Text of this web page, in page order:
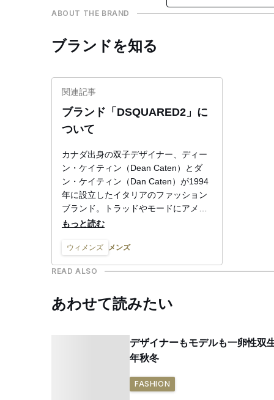
ABOUT THE BRAND
ブランドを知る
関連記事
ブランド「DSQUARED2」に
ついて
カナダ出身の双子デザイナー、ディー
ン・ケイティン（Dean Caten）とダ
ン・ケイティン（Dan Caten）が1994
年に設立したイタリアのファッション
ブランド。トラッドやモードにアメリ
カンテイストのウィットをかけあわせ
クションを展開。ミュージシャンのコ
ー・クラヴィッツやジャスティン・テ
レブも多い。オリンピックのカナダ選
ども手がけている。
もっと読む
ウィメンズ メンズ
READ ALSO
あわせて読みたい
デザイナーもモデルも一卵性
年秋冬
FASHION